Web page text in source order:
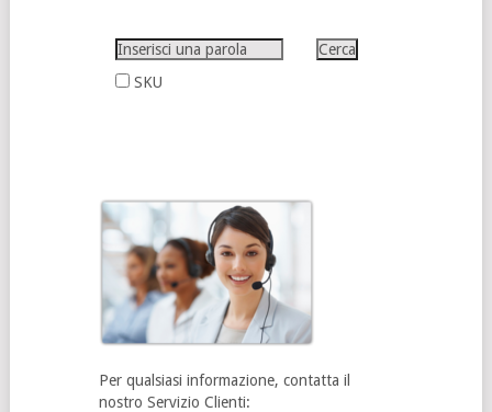
SKU
Per qualsiasi informazione, contatta il
nostro Servizio Clienti: